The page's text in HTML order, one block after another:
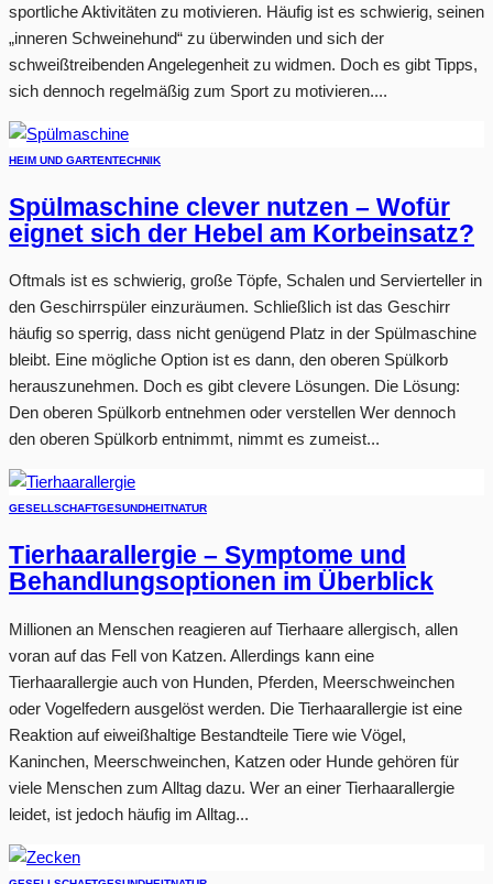
sportliche Aktivitäten zu motivieren. Häufig ist es schwierig, seinen
„inneren Schweinehund“ zu überwinden und sich der
schweißtreibenden Angelegenheit zu widmen. Doch es gibt Tipps,
sich dennoch regelmäßig zum Sport zu motivieren....
HEIM UND GARTENTECHNIK
Spülmaschine clever nutzen – Wofür
eignet sich der Hebel am Korbeinsatz?
Oftmals ist es schwierig, große Töpfe, Schalen und Servierteller in
den Geschirrspüler einzuräumen. Schließlich ist das Geschirr
häufig so sperrig, dass nicht genügend Platz in der Spülmaschine
bleibt. Eine mögliche Option ist es dann, den oberen Spülkorb
herauszunehmen. Doch es gibt clevere Lösungen. Die Lösung:
Den oberen Spülkorb entnehmen oder verstellen Wer dennoch
den oberen Spülkorb entnimmt, nimmt es zumeist...
GESELLSCHAFTGESUNDHEITNATUR
Tierhaarallergie – Symptome und
Behandlungsoptionen im Überblick
Millionen an Menschen reagieren auf Tierhaare allergisch, allen
voran auf das Fell von Katzen. Allerdings kann eine
Tierhaarallergie auch von Hunden, Pferden, Meerschweinchen
oder Vogelfedern ausgelöst werden. Die Tierhaarallergie ist eine
Reaktion auf eiweißhaltige Bestandteile Tiere wie Vögel,
Kaninchen, Meerschweinchen, Katzen oder Hunde gehören für
viele Menschen zum Alltag dazu. Wer an einer Tierhaarallergie
leidet, ist jedoch häufig im Alltag...